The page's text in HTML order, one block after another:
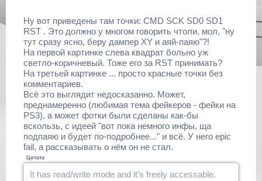
Ну вот приведены там точки: CMD SCK SD0 SD1
RST . Это должно у многом говорить чтоли, мол, "ну
тут сразу ясно, беру дампер XY и аяй-паяю"?!
На первой картинке слева квадрат больно уж
светло-коричневый. Тоже его за RST принимать?
На третьей картинке ... просто красные точки без
комментариев.
Всё это выглядит недосказанно. Может,
преднамеренно (любимая тема фейкеров - фейки на
PS3), а может фотки были сделаны как-бы
вскользь, с идеей "вот пока немного инфы, ща
подпаяю и будет по-подробнее..." и всё. У него epic
fail, а рассказывать о нём он не стал.
Цитата
It has read/write mode and it’s freely accessable.